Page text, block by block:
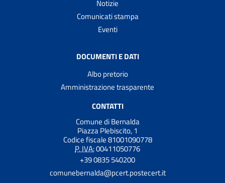
Notizie
Comunicati stampa
Eventi
DOCUMENTI E DATI
Albo pretorio
Amministrazione trasparente
CONTATTI
Comune di Bernalda
Piazza Plebiscito, 1
Codice fiscale 81001090778
P. IVA:00411050776
+39 0835 540200
comunebernalda@pcert.postecert.it